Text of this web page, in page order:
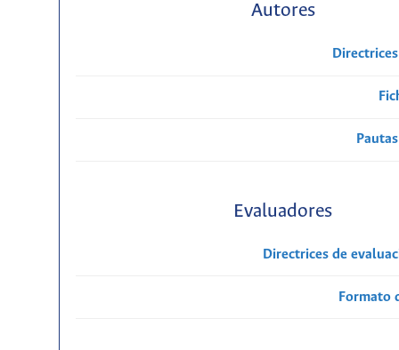
Autores
Evaluadores
Directrices de
Formato